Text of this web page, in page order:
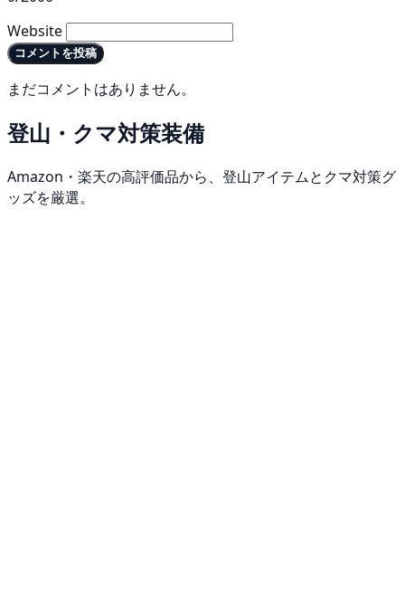
Website
コメントを投稿
まだコメントはありません。
登山・クマ対策装備
Amazon・楽天の高評価品から、登山アイテムとクマ対策グ
ッズを厳選。